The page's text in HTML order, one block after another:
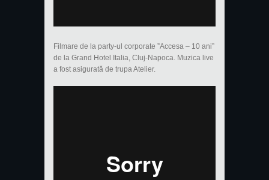
Filmare de la party-ul corporate ”Accesa – 10 ani”
de la Grand Hotel Italia, Cluj-Napoca. Muzica live
a fost asigurată de trupa Atelier.